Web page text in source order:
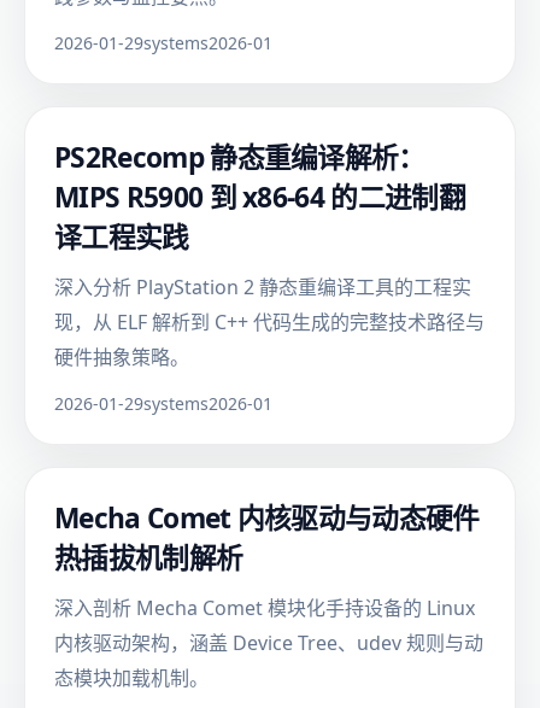
2026-01-29systems2026-01
PS2Recomp 静态重编译解析：
MIPS R5900 到 x86-64 的二进制翻
译工程实践
深入分析 PlayStation 2 静态重编译工具的工程实
现，从 ELF 解析到 C++ 代码生成的完整技术路径与
硬件抽象策略。
2026-01-29systems2026-01
Mecha Comet 内核驱动与动态硬件
热插拔机制解析
深入剖析 Mecha Comet 模块化手持设备的 Linux
内核驱动架构，涵盖 Device Tree、udev 规则与动
态模块加载机制。